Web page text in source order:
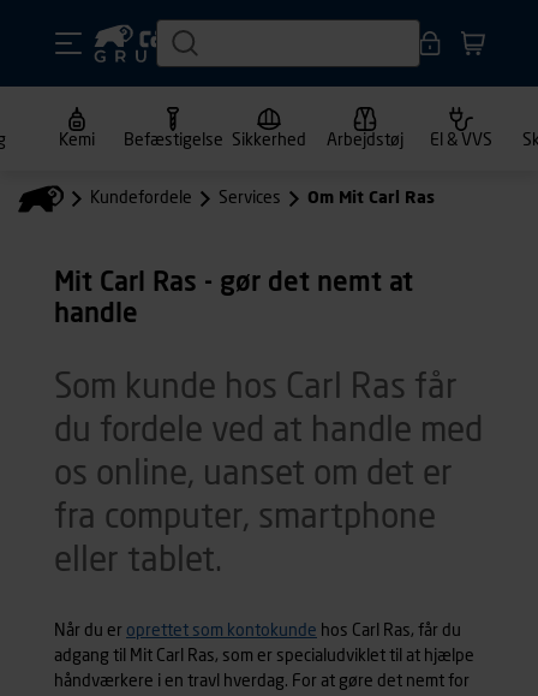
Kemi Befæstigelse Sikkerhed Arbejdstøj El & VVS
Kundefordele Services Om Mit Carl Ras
Mit Carl Ras - gør det nemt at
handle
Som kunde hos Carl Ras får
du fordele ved at handle med
os online, uanset om det er
fra computer, smartphone
eller tablet.
Når du er oprettet som kontokunde hos Carl Ras, får du
adgang til Mit Carl Ras, som er specialudviklet til at hjælpe
håndværkere i en travl hverdag. For at gøre det nemt for